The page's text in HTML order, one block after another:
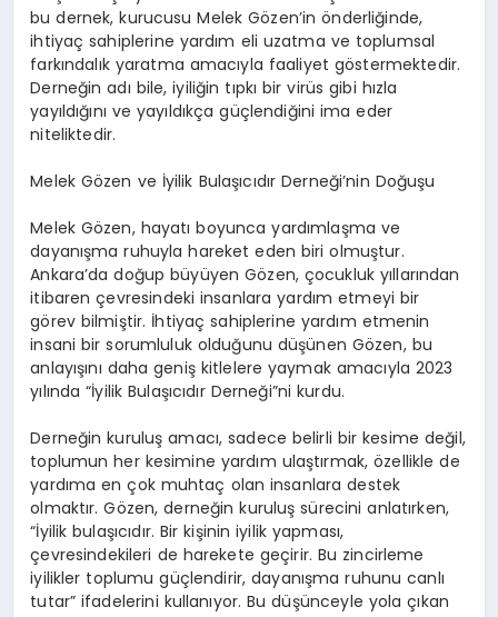
bu dernek, kurucusu Melek Gözen’in önderliğinde,
ihtiyaç sahiplerine yardım eli uzatma ve toplumsal
farkındalık yaratma amacıyla faaliyet göstermektedir.
Derneğin adı bile, iyiliğin tıpkı bir virüs gibi hızla
yayıldığını ve yayıldıkça güçlendiğini ima eder
niteliktedir.
Melek Gözen ve İyilik Bulaşıcıdır Derneği’nin Doğuşu
Melek Gözen, hayatı boyunca yardımlaşma ve
dayanışma ruhuyla hareket eden biri olmuştur.
Ankara’da doğup büyüyen Gözen, çocukluk yıllarından
itibaren çevresindeki insanlara yardım etmeyi bir
görev bilmiştir. İhtiyaç sahiplerine yardım etmenin
insani bir sorumluluk olduğunu düşünen Gözen, bu
anlayışını daha geniş kitlelere yaymak amacıyla 2023
yılında “İyilik Bulaşıcıdır Derneği”ni kurdu.
Derneğin kuruluş amacı, sadece belirli bir kesime değil,
toplumun her kesimine yardım ulaştırmak, özellikle de
yardıma en çok muhtaç olan insanlara destek
olmaktır. Gözen, derneğin kuruluş sürecini anlatırken,
“İyilik bulaşıcıdır. Bir kişinin iyilik yapması,
çevresindekileri de harekete geçirir. Bu zincirleme
iyilikler toplumu güçlendirir, dayanışma ruhunu canlı
tutar” ifadelerini kullanıyor. Bu düşünceyle yola çıkan